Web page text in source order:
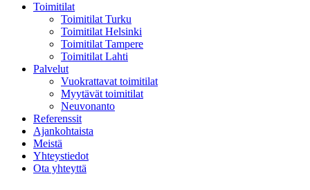
Toimitilat
Toimitilat Turku
Toimitilat Helsinki
Toimitilat Tampere
Toimitilat Lahti
Palvelut
Vuokrattavat toimitilat
Myytävät toimitilat
Neuvonanto
Referenssit
Ajankohtaista
Meistä
Yhteystiedot
Ota yhteyttä